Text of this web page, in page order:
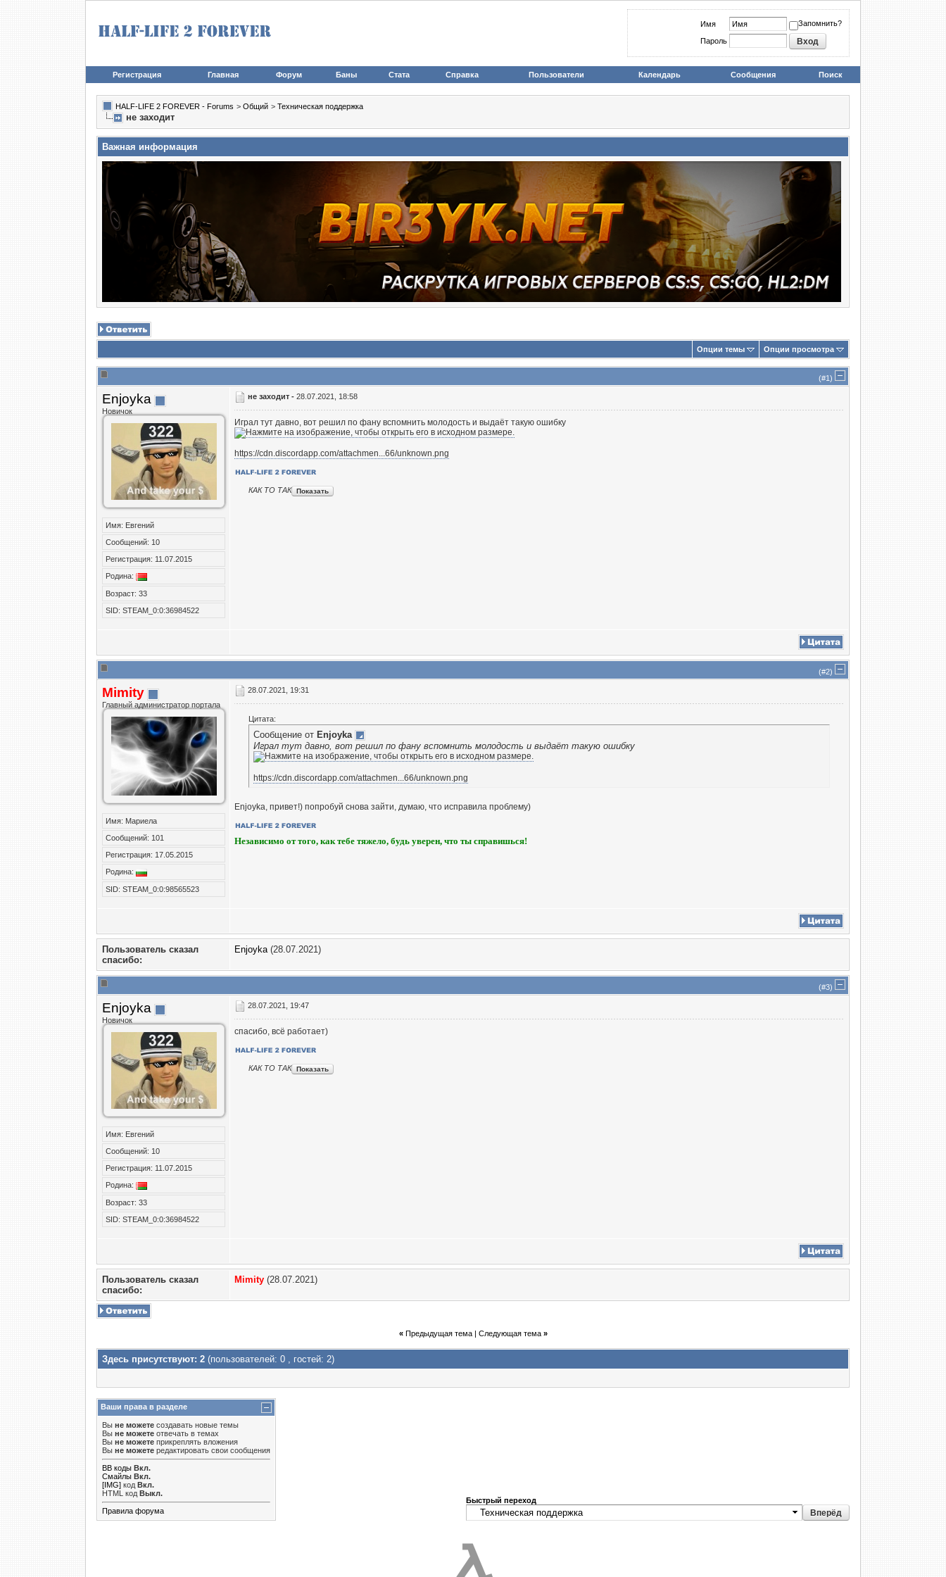
Имя Запомнить?
Пароль
Регистрация Главная Форум Баны Стата Справка Пользователи Календарь Сообщения Поиск
HALF-LIFE 2 FOREVER - Forums > Общий > Техническая поддержка
не заходит
Важная информация
Опции темы Опции просмотра
(#1)
Enjoyka
Новичок
Имя: Евгений
Сообщений: 10
Регистрация: 11.07.2015
Родина:
Возраст: 33
SID: STEAM_0:0:36984522
не заходит - 28.07.2021, 18:58
Играл тут давно, вот решил по фану вспомнить молодость и выдаёт такую ошибку
https://cdn.discordapp.com/attachmen...66/unknown.png
КАК ТО ТАК
(#2)
Mimity
Главный администратор портала
Имя: Мариела
Сообщений: 101
Регистрация: 17.05.2015
Родина:
SID: STEAM_0:0:98565523
28.07.2021, 19:31
Цитата:
Сообщение от Enjoyka
Играл тут давно, вот решил по фану вспомнить молодость и выдаёт такую ошибку
https://cdn.discordapp.com/attachmen...66/unknown.png
Enjoyka, привет!) попробуй снова зайти, думаю, что исправила проблему)
Независимо от того, как тебе тяжело, будь уверен, что ты справишься!
Пользователь сказал
cпасибо:
Enjoyka(28.07.2021)
(#3)
Enjoyka
Новичок
Имя: Евгений
Сообщений: 10
Регистрация: 11.07.2015
Родина:
Возраст: 33
SID: STEAM_0:0:36984522
28.07.2021, 19:47
спасибо, всё работает)
КАК ТО ТАК
Пользователь сказал
cпасибо:
Mimity (28.07.2021)
« Предыдущая тема| Следующая тема »
Здесь присутствуют: 2 (пользователей: 0 , гостей: 2)
Ваши права в разделе
Вы не можете создавать новые темы
Вы не можете отвечать в темах
Вы не можете прикреплять вложения
Вы не можете редактировать свои сообщения
BB коды Вкл.
Смайлы Вкл.
[IMG] код Вкл.
HTML код Выкл.
Правила форума
Быстрый переход